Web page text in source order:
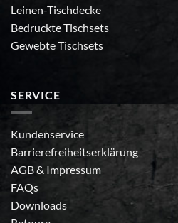
Leinen-Tischdecke
Bedruckte Tischsets
Gewebte Tischsets
SERVICE
Kundenservice
Barrierefreiheitserklärung
AGB& Impressum
FAQs
Downloads